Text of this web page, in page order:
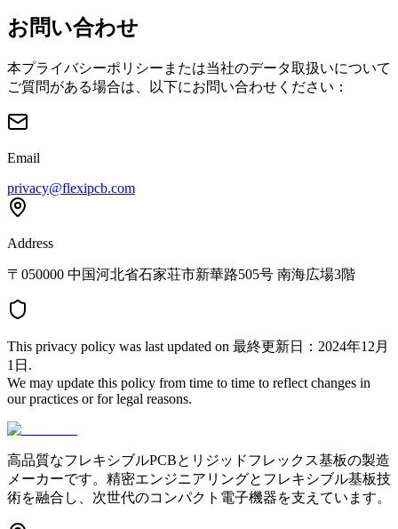
お問い合わせ
本プライバシーポリシーまたは当社のデータ取扱いについて
ご質問がある場合は、以下にお問い合わせください：
Email
privacy@flexipcb.com
Address
〒050000 中国河北省石家荘市新華路505号 南海広場3階
This privacy policy was last updated on 最終更新日：2024年12月
1日 .
We may update this policy from time to time to reflect changes in
our practices or for legal reasons.
高品質なフレキシブルPCBとリジッドフレックス基板の製造
メーカーです。精密エンジニアリングとフレキシブル基板技
術を融合し、次世代のコンパクト電子機器を支えています。